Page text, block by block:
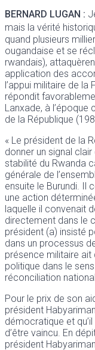
BERNARD LUGAN :
mais la vérité
quand plusieurs
ougandaise et se
rwandais),
application des
l’appui militaire de la
répondit
Lanxade, à l’époque
de la République
« Le président de la
donner un signal
stabilité du Rwanda
générale de
ensuite le Burundi. Il
une action
laquelle il convenait
directement dans le
président (a) insisté
dans un processus
présence militaire
politique dans le
réconciliation
Pour le prix de son
président
démocratique et
d’être vaincu. En
président